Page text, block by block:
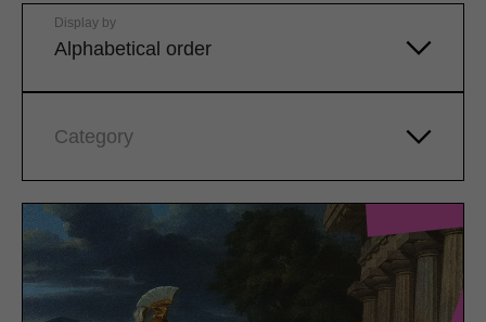
Alphabetical order
Display by
Category